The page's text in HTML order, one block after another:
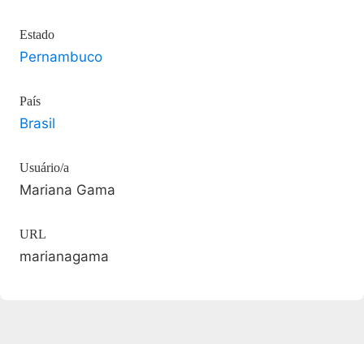
Estado
Pernambuco
País
Brasil
Usuário/a
Mariana Gama
URL
marianagama